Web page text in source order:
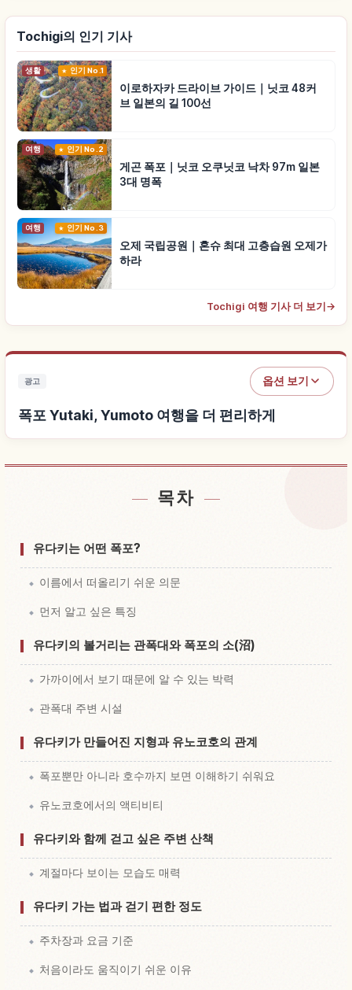
Tochigi의 인기 기사
생활 인기 No.1
이로하자카 드라이브 가이드｜닛코 48커
브 일본의 길 100선
여행 인기 No.2
게곤 폭포｜닛코 오쿠닛코 낙차 97m 일본
3대 명폭
여행 인기 No.3
오제 국립공원｜혼슈 최대 고층습원 오제가
하라
Tochigi 여행 기사 더 보기 →
광고 옵션 보기
폭포 Yutaki, Yumoto 여행을 더 편리하게
폭포 Yutaki, Yumoto 근처 숙소 찾기
폭포 Yutaki, Yumoto 체험 찾기
목차
유다키는 어떤 폭포?
이름에서 떠올리기 쉬운 의문
먼저 알고 싶은 특징
유다키의 볼거리는 관폭대와 폭포의 소(沼)
가까이에서 보기 때문에 알 수 있는 박력
관폭대 주변 시설
유다키가 만들어진 지형과 유노코호의 관계
폭포뿐만 아니라 호수까지 보면 이해하기 쉬워요
유노코호에서의 액티비티
유다키와 함께 걷고 싶은 주변 산책
계절마다 보이는 모습도 매력
유다키 가는 법과 걷기 편한 정도
주차장과 요금 기준
처음이라도 움직이기 쉬운 이유